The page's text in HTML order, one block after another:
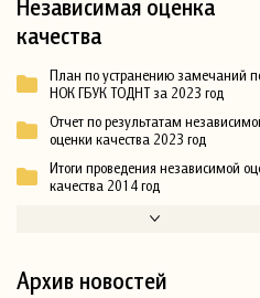
Независимая оценка
качества
План по устранению замечаний
НОК ГБУК ТОДНТ за 2023 год
Отчет по результатам
оценки качества 2023 год
Итоги проведения независимой
качества 2014 год
Архив новостей